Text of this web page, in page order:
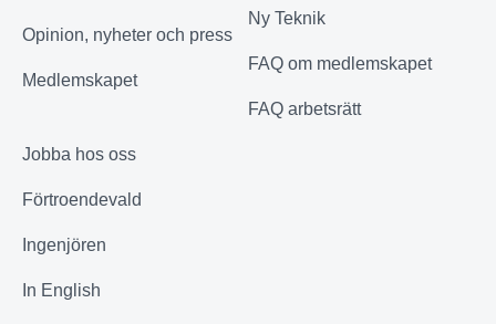
Opinion, nyheter och press
Medlemskapet
Ny Teknik
FAQ om medlemskapet
FAQ arbetsrätt
Jobba hos oss
Förtroendevald
Ingenjören
In English